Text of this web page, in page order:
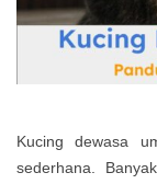
Kucing dewasa
sederhana.